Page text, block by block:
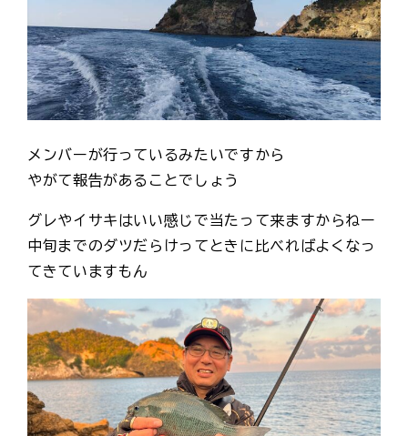
メンバーが行っているみたいですから
やがて報告があることでしょう
グレやイサキはいい感じで当たって来ますからねー
中旬までのダツだらけってときに比べればよくなっ
てきていますもん